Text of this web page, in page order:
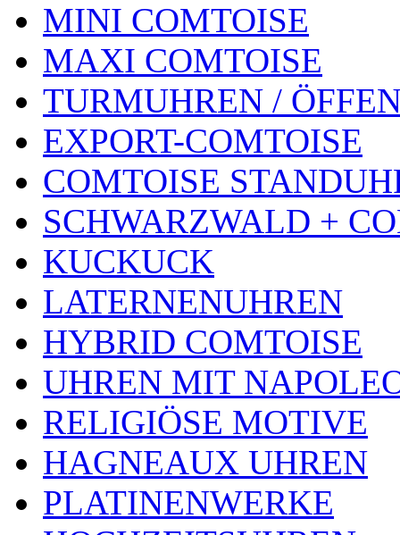
MINI COMTOISE
MAXI COMTOISE
TURMUHREN /
EXPORT-COMTOISE
COMTOISE
SCHWARZWALD +
KUCKUCK
LATERNENUHREN
HYBRID COMTOISE
UHREN MIT
RELIGIÖSE MOTIVE
HAGNEAUX UHREN
PLATINENWERKE